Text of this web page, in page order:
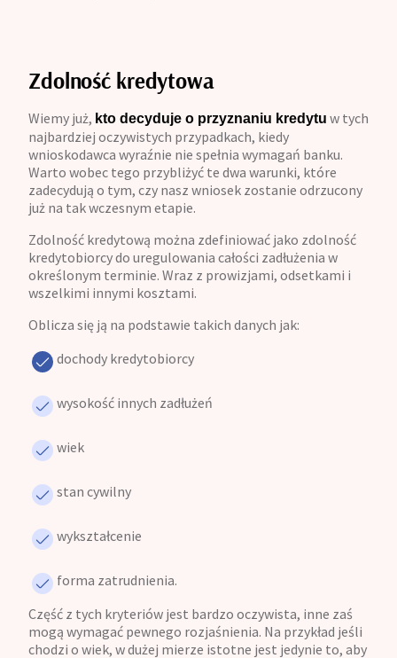
Zdolność kredytowa
Wiemy już, kto decyduje o przyznaniu kredytu w tych
najbardziej oczywistych przypadkach, kiedy
wnioskodawca wyraźnie nie spełnia wymagań banku.
Warto wobec tego przybliżyć te dwa warunki, które
zadecydują o tym, czy nasz wniosek zostanie odrzucony
już na tak wczesnym etapie.
Zdolność kredytową można zdefiniować jako zdolność
kredytobiorcy do uregulowania całości zadłużenia w
określonym terminie. Wraz z prowizjami, odsetkami i
wszelkimi innymi kosztami.
Oblicza się ją na podstawie takich danych jak:
dochody kredytobiorcy
wysokość innych zadłużeń
wiek
stan cywilny
wykształcenie
forma zatrudnienia.
Część z tych kryteriów jest bardzo oczywista, inne zaś
mogą wymagać pewnego rozjaśnienia. Na przykład jeśli
chodzi o wiek, w dużej mierze istotne jest jedynie to, aby